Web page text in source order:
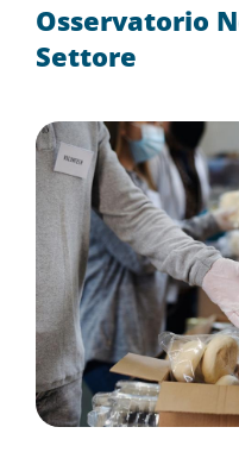
Osservatorio
Settore